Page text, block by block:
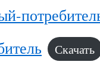
Скачать